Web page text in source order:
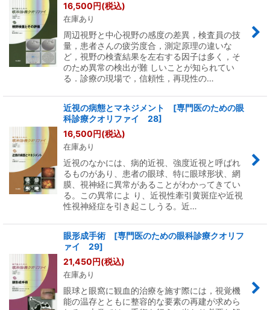
16,500円(税込)
在庫あり
周辺視野と中心視野の感度の差異，検査員の技
量，患者さんの疲労度合，測定原理の違いな
ど，視野の検査結果を左右する因子は多く，そ
のため異常の検出が難 しいことが知られてい
る．診療の現場で，信頼性，再現性の…
近視の病態とマネジメント [専門医のための眼
科診療クオリファイ 28]
16,500円(税込)
在庫あり
近視のなかには、病的近視、強度近視と呼ばれ
るものがあり、患者の眼球、特に眼球形状、網
膜、視神経に異常があることがわかってきてい
る。この異常によ り、近視性牽引黄斑症や近視
性視神経症を引き起こしうる。近…
眼形成手術 [専門医のための眼科診療クオリフ
ァイ 29]
21,450円(税込)
在庫あり
眼球と眼窩に観血的治療を施す際には，視覚機
能の温存とともに整容的な要素の再建が求めら